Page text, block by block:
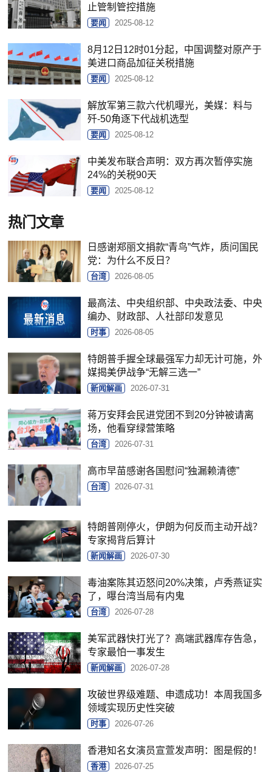
止管制管控措施
要闻 2025-08-12
8月12日12时01分起，中国调整对原产于
美进口商品加征关税措施
要闻 2025-08-12
解放军第三款六代机曝光，美媒：料与
歼-50角逐下代战机选型
要闻 2025-08-12
中美发布联合声明：双方再次暂停实施
24%的关税90天
要闻 2025-08-12
热门文章
日感谢郑丽文捐款“青鸟”气炸，质问国民
党：为什么不反日？
台湾 2026-08-05
最高法、中央组织部、中央政法委、中央
编办、财政部、人社部印发意见
时事 2026-08-05
特朗普手握全球最强军力却无计可施，外
媒揭美伊战争“无解三选一”
新闻解画 2026-07-31
蒋万安拜会民进党团不到20分钟被请离
场，他看穿绿营策略
台湾 2026-07-31
高市早苗感谢各国慰问“独漏赖清德”
台湾 2026-07-31
特朗普刚停火，伊朗为何反而主动开战？
专家揭背后算计
新闻解画 2026-07-30
毒油案陈其迈怒问20%决策，卢秀燕证实
了，曝台湾当局有内鬼
台湾 2026-07-28
美军武器快打光了？高端武器库存告急，
专家最怕一事发生
新闻解画 2026-07-28
攻破世界级难题、申遗成功！本周我国多
领域实现历史性突破
时事 2026-07-26
香港知名女演员宣萱发声明：图是假的！
香港 2026-07-25